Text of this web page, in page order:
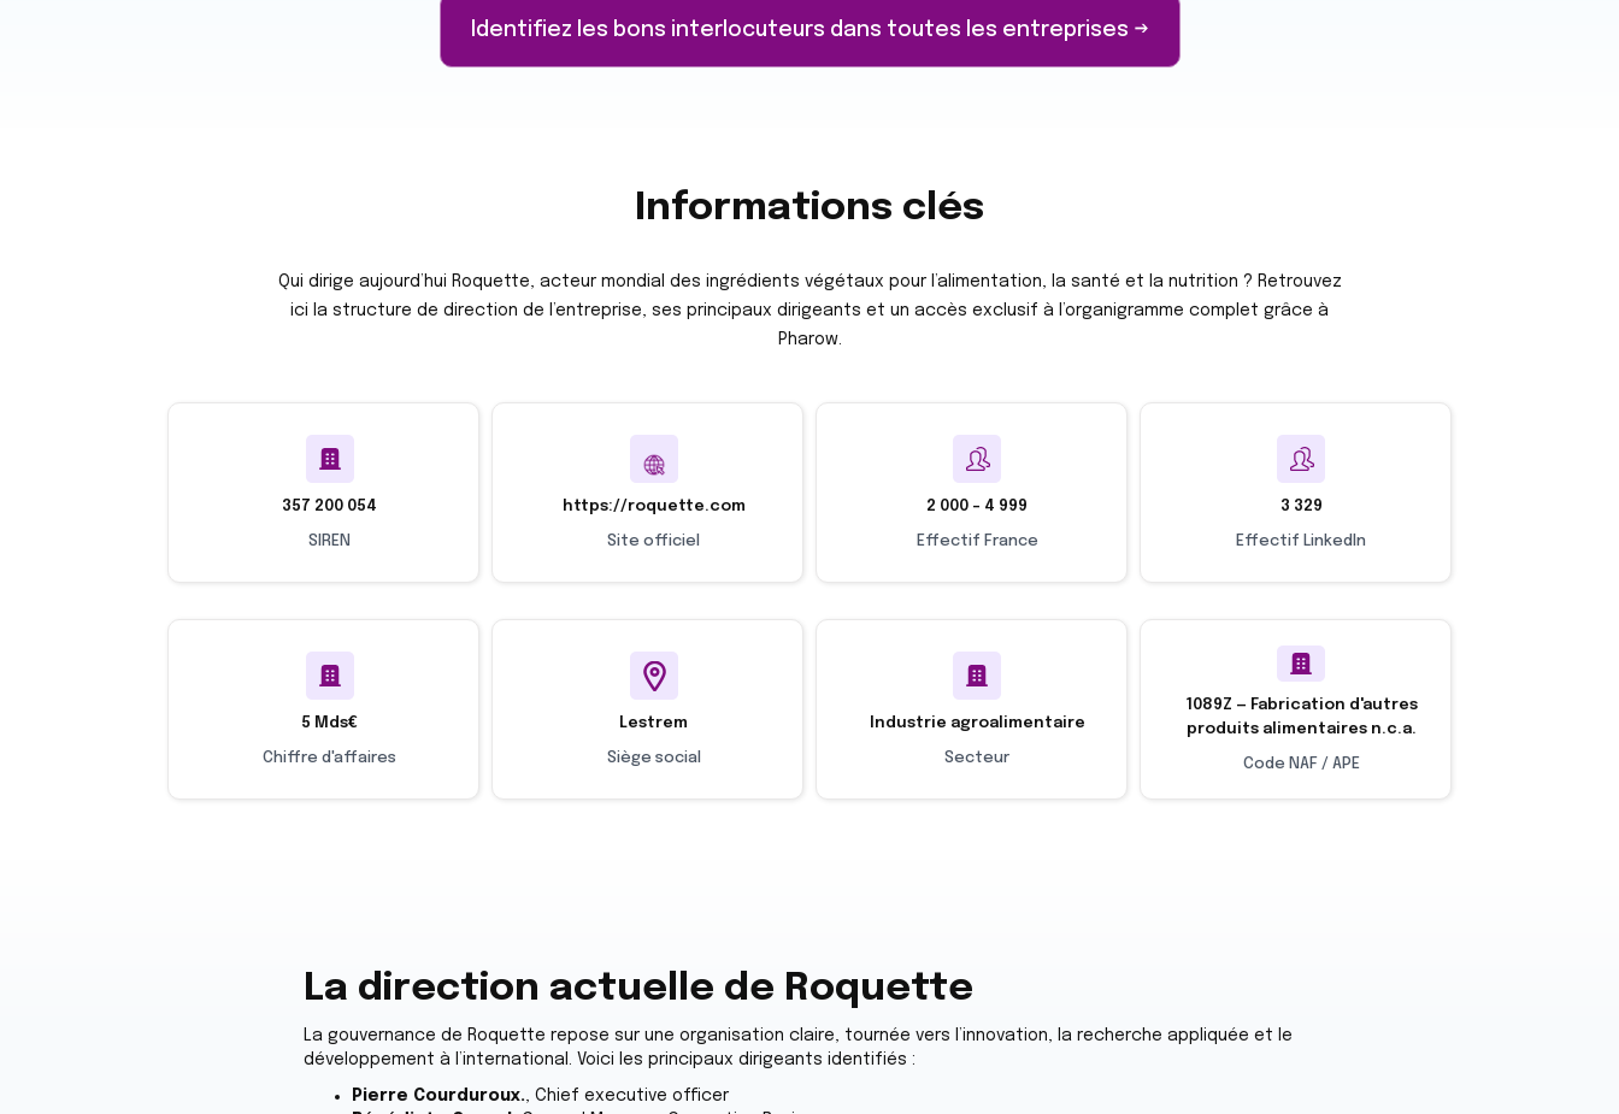
Identifiez les bons interlocuteurs dans toutes les entreprises →
Informations clés
Qui dirige aujourd’hui Roquette, acteur mondial des ingrédients végétaux pour l’alimentation, la santé et la nutrition ? Retrouvez
ici la structure de direction de l’entreprise, ses principaux dirigeants et un accès exclusif à l’organigramme complet grâce à
Pharow.
357 200 054
SIREN
https://roquette.com
Site officiel
2 000 – 4 999
Effectif France
3 329
Effectif LinkedIn
5 Mds€
Chiffre d'affaires
Lestrem
Siège social
Industrie agroalimentaire
Secteur
1089Z — Fabrication d'autres
produits alimentaires n.c.a.
Code NAF / APE
La direction actuelle de Roquette
La gouvernance de Roquette repose sur une organisation claire, tournée vers l’innovation, la recherche appliquée et le
développement à l’international. Voici les principaux dirigeants identifiés :
Pierre Courduroux., Chief executive officer